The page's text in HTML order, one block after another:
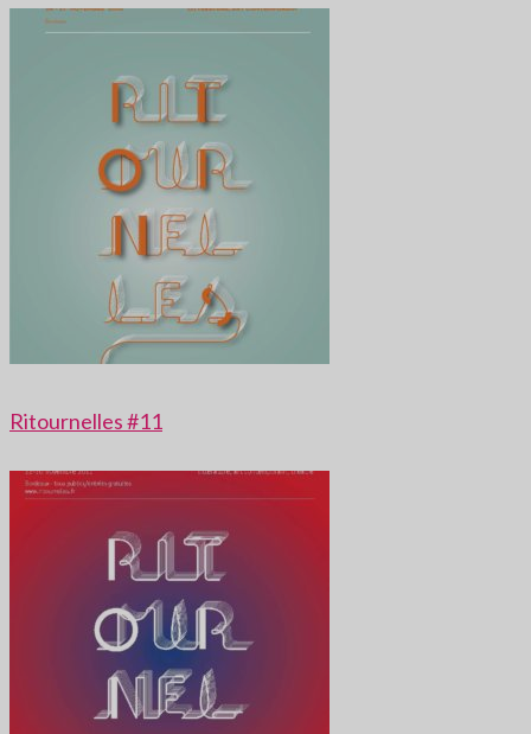
Ritournelles #11